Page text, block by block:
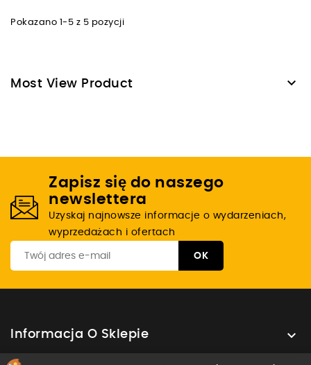
Pokazano 1-5 z 5 pozycji
Most View Product 
Zapisz się do naszego
newslettera
Uzyskaj najnowsze informacje o wydarzeniach,
wyprzedażach i ofertach
Informacja O Sklepie 